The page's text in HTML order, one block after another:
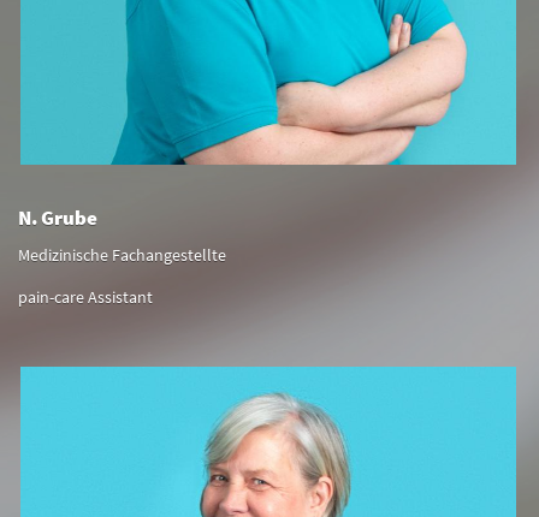
N. Grube
Medizinische Fachangestellte
pain-care Assistant